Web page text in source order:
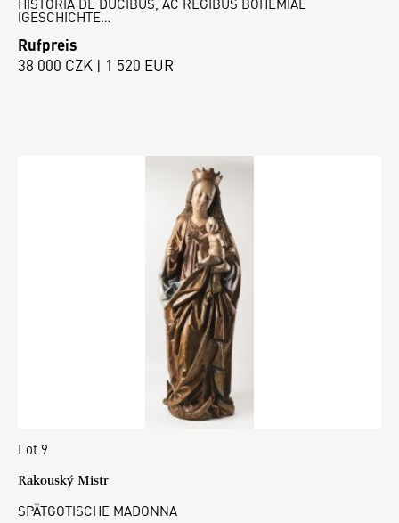
(GESCHICHTE…
Rufpreis
38 000 CZK | 1 520 EUR
Lot 9
Rakouský Mistr
SPÄTGOTISCHE MADONNA